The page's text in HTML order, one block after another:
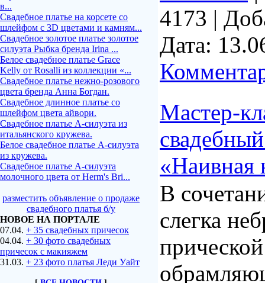
в...
Свадебное платье на корсете со
шлейфом с 3D цветами и камням...
Свадебное золотое платье золотое
силуэта Рыбка бренда Irina ...
Белое свадебное платье Grace
Kelly от Rosalli из коллекции «...
Свадебное платье нежно-розового
цвета бренда Анна Богдан.
Свадебное длинное платье со
шлейфом цвета айвори.
Свадебное платье А-силуэта из
итальянского кружева.
Белое свадебное платье А-силуэта
из кружева.
Свадебное платье А-силуэта
молочного цвета от Herm's Bri...
разместить объявление о продаже
свадебного платья б/у
НОВОЕ НА ПОРТАЛЕ
07.04. + 35 свадебных причесок
04.04. + 30 фото свадебных
причесок с макияжем
31.03. + 23 фото платья Леди Уайт
4173 |
Дата:
Мастер-
«Наивная
В
слегка